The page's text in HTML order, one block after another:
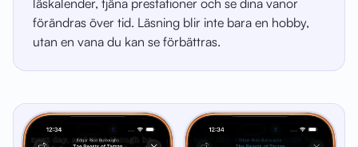
förändras över tid. Läsning blir inte bara en hobby,
utan en vana du kan se förbättras.